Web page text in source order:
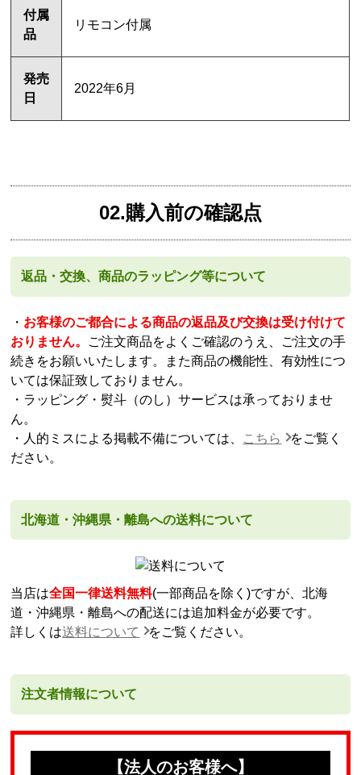
付属
品
リモコン付属
発売
日
2022年6月
02.購入前の確認点
返品・交換、商品のラッピング等について
・ お客様のご都合による商品の返品及び交換は受け付けて
おりません。 ご注文商品をよくご確認のうえ、ご注文の手
続きをお願いいたします。また商品の機能性、有効性につ
いては保証致しておりません。
・ラッピング・熨斗（のし）サービスは承っておりませ
ん。
・人的ミスによる掲載不備については、 こちら
をご覧く
ださい。
北海道・沖縄県・離島への送料について
当店は全国一律送料無料(一部商品を除く)ですが、北海
道・沖縄県・離島への配送には追加料金が必要です。
詳しくは送料について をご覧ください。
注文者情報について
【法人のお客様へ】